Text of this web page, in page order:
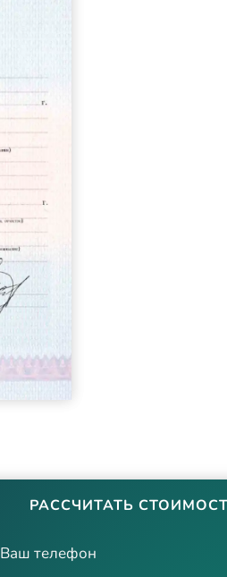
РАССЧИТАТЬ
Ваш телефон